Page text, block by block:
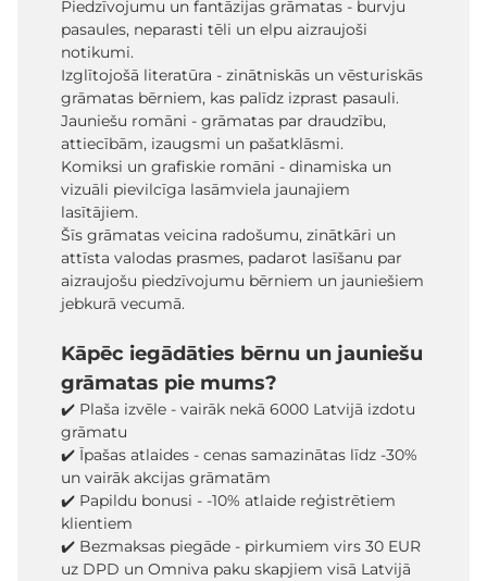
Piedzīvojumu un fantāzijas grāmatas - burvju
pasaules, neparasti tēli un elpu aizraujoši
notikumi.
Izglītojošā literatūra - zinātniskās un vēsturiskās
grāmatas bērniem, kas palīdz izprast pasauli.
Jauniešu romāni - grāmatas par draudzību,
attiecībām, izaugsmi un pašatklāsmi.
Komiksi un grafiskie romāni - dinamiska un
vizuāli pievilcīga lasāmviela jaunajiem
lasītājiem.
Šīs grāmatas veicina radošumu, zinātkāri un
attīsta valodas prasmes, padarot lasīšanu par
aizraujošu piedzīvojumu bērniem un jauniešiem
jebkurā vecumā.
Kāpēc iegādāties bērnu un jauniešu
grāmatas pie mums?
✔️ Plaša izvēle - vairāk nekā 6000 Latvijā izdotu
grāmatu
✔️ Īpašas atlaides - cenas samazinātas līdz -30%
un vairāk akcijas grāmatām
✔️ Papildu bonusi - -10% atlaide reģistrētiem
klientiem
✔️ Bezmaksas piegāde - pirkumiem virs 30 EUR
uz DPD un Omniva paku skapjiem visā Latvijā